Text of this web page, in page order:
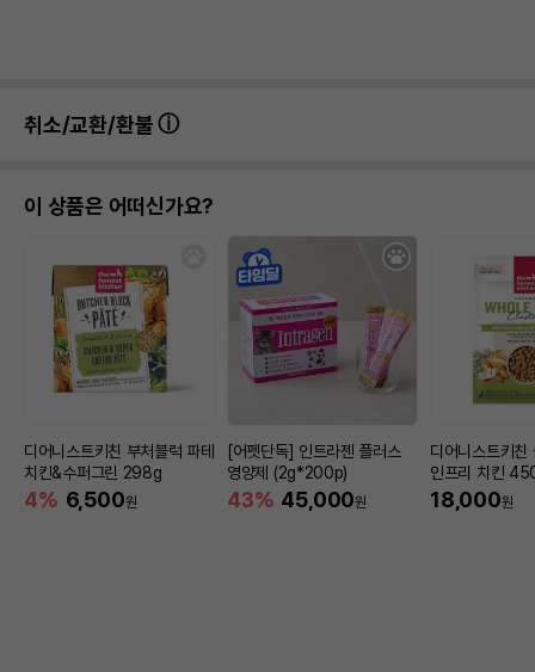
취소/교환/환불
이 상품은 어떠신가요?
디어니스트키친 부처블럭 파테
치킨&수퍼그린 298g
4% 6,500원
[어펫단독] 인트라젠 플러스
영양제 (2g*200p)
43% 45,000원
디어니스트키친
인프리 치킨
18,000원